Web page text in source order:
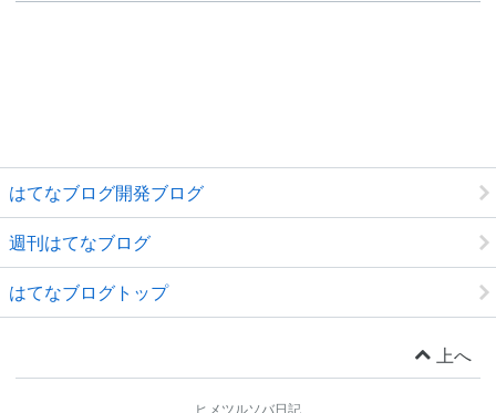
はてなブログ開発ブログ
週刊はてなブログ
はてなブログトップ
上へ
ヒメツルソバ日記